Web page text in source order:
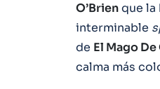
O’Brienque la
interminable
de El Mago De
calma más